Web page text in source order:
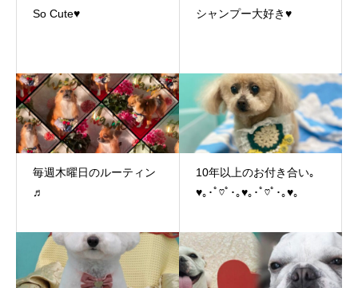
So Cute♥ シャンプー大好き♥
毎週木曜日のルーティン
♬
10年以上のお付き合い｡
♥｡･ﾟ♡ﾟ･｡♥｡･ﾟ♡ﾟ･｡♥｡